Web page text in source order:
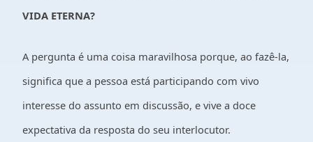
VIDA ETERNA?
A pergunta é uma coisa maravilhosa porque, ao fazê-la,
significa que a pessoa está participando com vivo
interesse do assunto em discussão, e vive a doce
expectativa da resposta do seu interlocutor.